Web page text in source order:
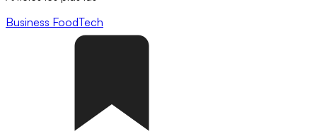
Business FoodTech